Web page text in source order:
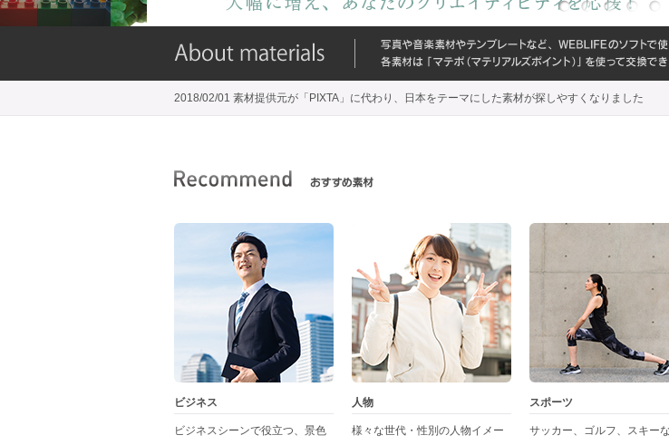
2018/02/01 素材提供元が「PIXTA」に代わり、日本をテーマにした素材が探しやすくなりました
ビジネス
ビジネスシーンで役立つ、景色
人物
様々な世代・性別の人物イメー
スポーツ
サッカー、ゴルフ、スキー